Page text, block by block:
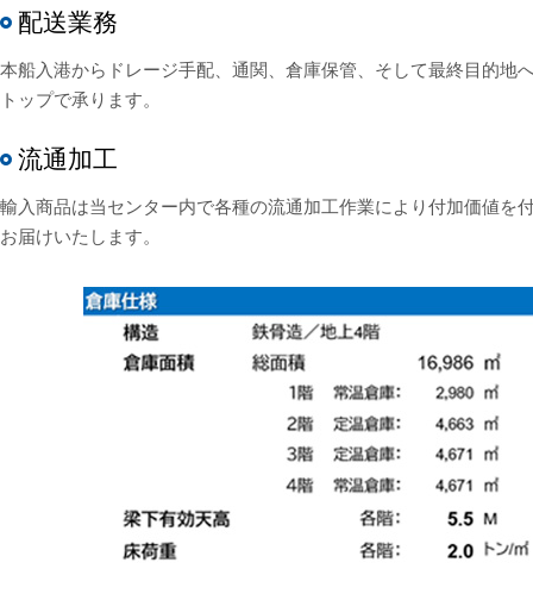
配送業務
本船入港からドレージ手配、通関、倉庫保管、そして最終目的地
トップで承ります。
流通加工
輸入商品は当センター内で各種の流通加工作業により付加価値を
お届けいたします。